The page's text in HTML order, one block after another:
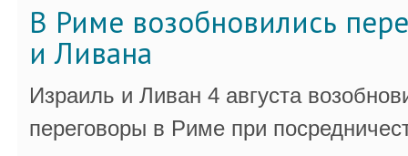
В Риме возобновились
и Ливана
Израиль и Ливан 4 августа
переговоры в Риме при